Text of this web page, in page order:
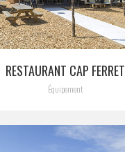
RESTAURANT CAP FERRET
Équipement